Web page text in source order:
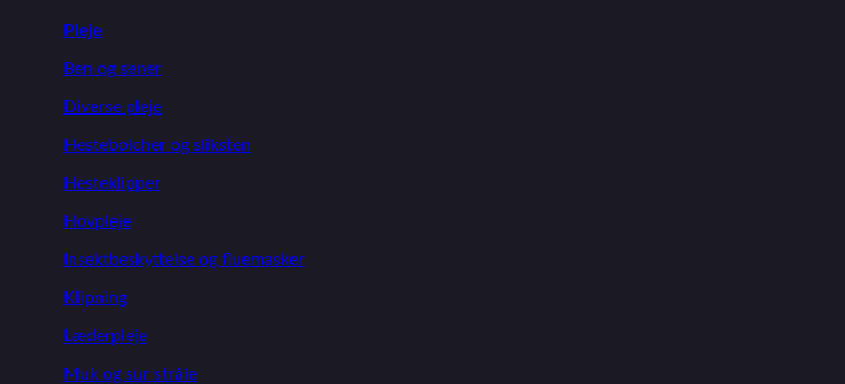
Pleje
Ben og sener
Diverse pleje
Hestebolcher og sliksten
Hesteklipper
Hovpleje
Insektbeskyttelse og fluemasker
Klipning
Læderpleje
Muk og sur stråle